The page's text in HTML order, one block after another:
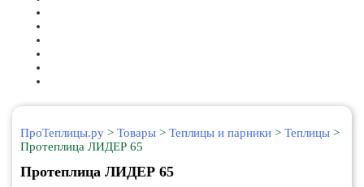
ПроТеплицы.ру > Товары > Теплицы и парники > Теплицы >
Протеплица ЛИДЕР 65
Протеплица ЛИДЕР 65